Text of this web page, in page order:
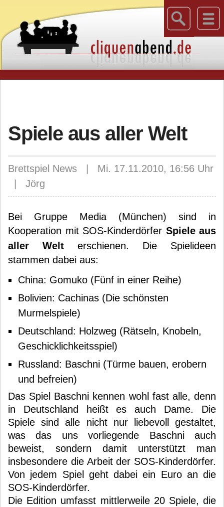
Spiele aus aller Welt
Brettspiel News | Mi. 17.11.2010, 16:56 Uhr
| Jörg
Bei Gruppe Media (München) sind in
Kooperation mit SOS-Kinderdörfer Spiele aus
aller Welt erschienen. Die Spielideen
stammen dabei aus:
China: Gomuko (Fünf in einer Reihe)
Bolivien: Cachinas (Die schönsten
Murmelspiele)
Deutschland: Holzweg (Rätseln, Knobeln,
Geschicklichkeitsspiel)
Russland: Baschni (Türme bauen, erobern
und befreien)
Das Spiel Baschni kennen wohl fast alle, denn
in Deutschland heißt es auch Dame. Die
Spiele sind alle nicht nur liebevoll gestaltet,
was das uns vorliegende Baschni auch
beweist, sondern damit unterstützt man
insbesondere die Arbeit der SOS-Kinderdörfer.
Von jedem Spiel geht dabei ein Euro an die
SOS-Kinderdörfer.
Die Edition umfasst mittlerweile 20 Spiele, die